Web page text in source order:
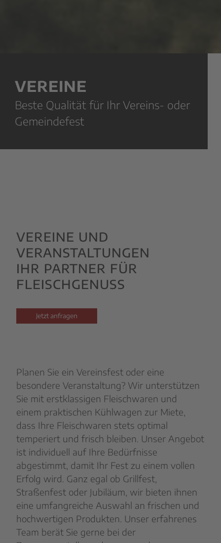
VEREINE
Beste Qualität für Ihr Vereins- oder
Gemeindefest
VEREINE UND
VERANSTALTUNGEN
IHR PARTNER FÜR
FLEISCHGENUSS
Jetzt anfragen
Planen Sie ein Vereinsfest oder eine
besondere Veranstaltung? Wir unterstützen
Sie mit erstklassigen Fleischwaren und
einem praktischen Kühlwagen zur Miete,
dass Ihre Fleischwaren stets optimal
temperiert und frisch bleiben. Unser Angebot
ist individuell auf Ihre Bedürfnisse
abgestimmt, damit Ihr Fest zu einem vollen
Erfolg wird. Ganz egal ob Grillfest,
Straßenfest oder Jubiläum, wir bieten ihnen
eine umfangreiche Auswahl an frischen und
hochwertigen Produkten. Unser erfahrenes
Team berät Sie gerne bei der